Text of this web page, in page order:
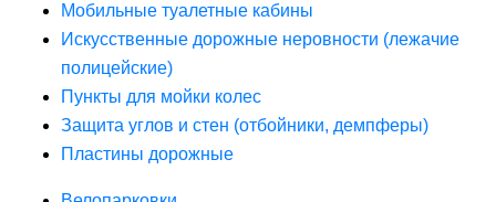
Мобильные туалетные кабины
Искусственные дорожные неровности (лежачие
полицейские)
Пункты для мойки колес
Защита углов и стен (отбойники, демпферы)
Пластины дорожные